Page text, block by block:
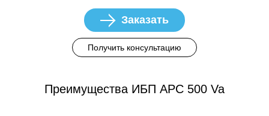
Заказать
Получить консультацию
Преимущества ИБП APC 500 Va